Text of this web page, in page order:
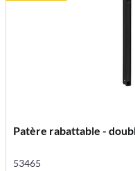
Patère rabattable -
53465